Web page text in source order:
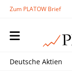
Zum PLATOW Brief
Deutsche Aktien